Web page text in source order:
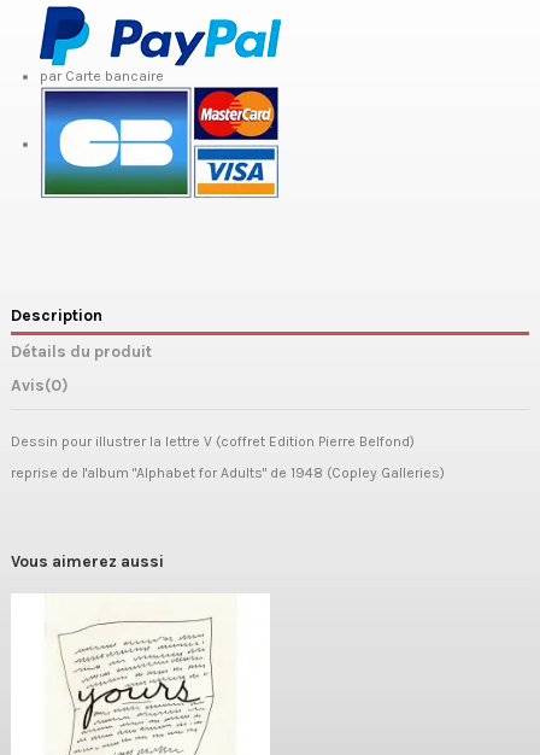
par Carte bancaire
Description
Détails du produit
Avis(0)
Dessin pour illustrer la lettre V (coffret Edition Pierre Belfond)
reprise de l'album "Alphabet for Adults" de 1948 (Copley Galleries)
Vous aimerez aussi